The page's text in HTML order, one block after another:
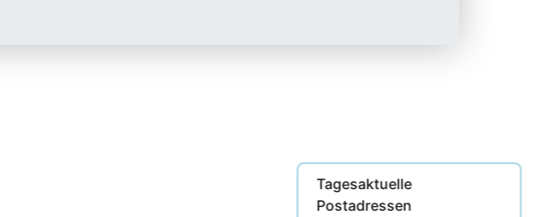
Tagesaktuelle
Postadressen